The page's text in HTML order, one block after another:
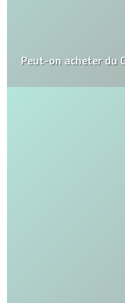
Peut-on acheter du